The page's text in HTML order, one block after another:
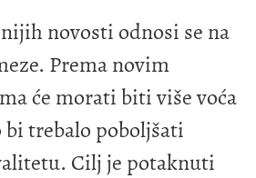
novosti odnosi se na
Prema novim
će morati biti više voća
bi trebalo poboljšati
Cilj je potaknuti